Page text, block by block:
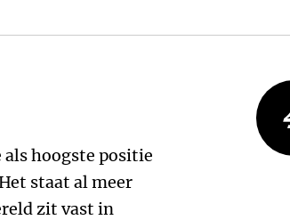
hoogste positie
staat al meer
zit vast in